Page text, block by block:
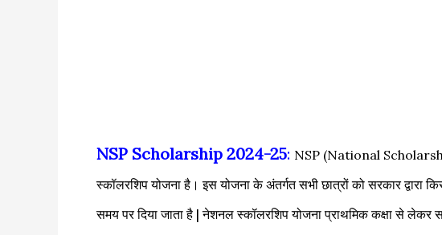
NSP Scholarship 2024-25: NSP (National
स्कॉलरशिप योजना है। इस योजना के अंतर्गत सभी छात्रों को सरकार द्वारा
समय पर दिया जाता है | नेशनल स्कॉलरशिप योजना प्राथमिक कक्षा से लेकर